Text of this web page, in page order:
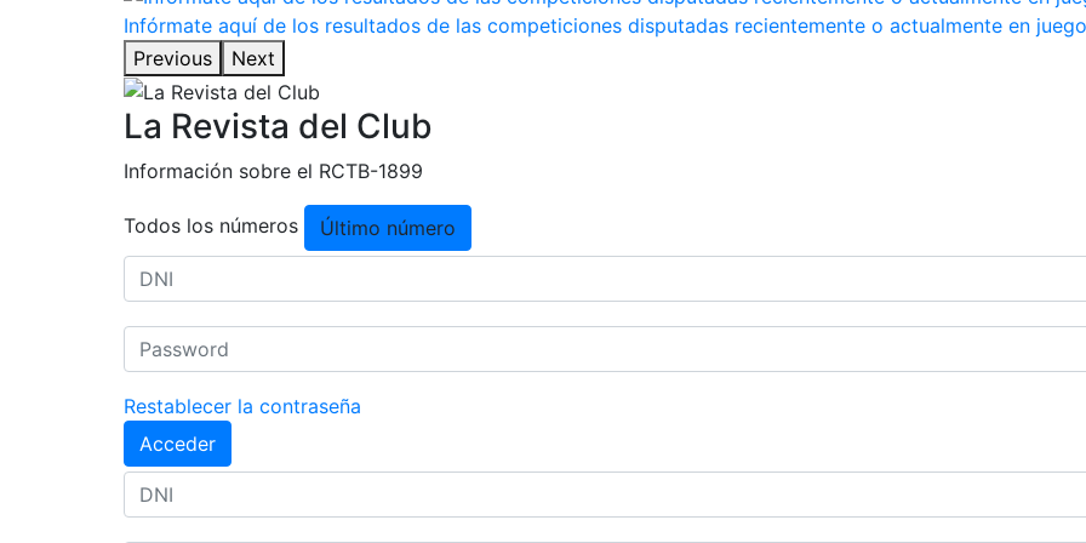
Infórmate aquí de los resultados de las competiciones disputadas recientemente o actualmente en juego
Previous
Next
La Revista del Club
Información sobre el RCTB-1899
Todos los números Último número
Restablecer la contraseña
Acceder